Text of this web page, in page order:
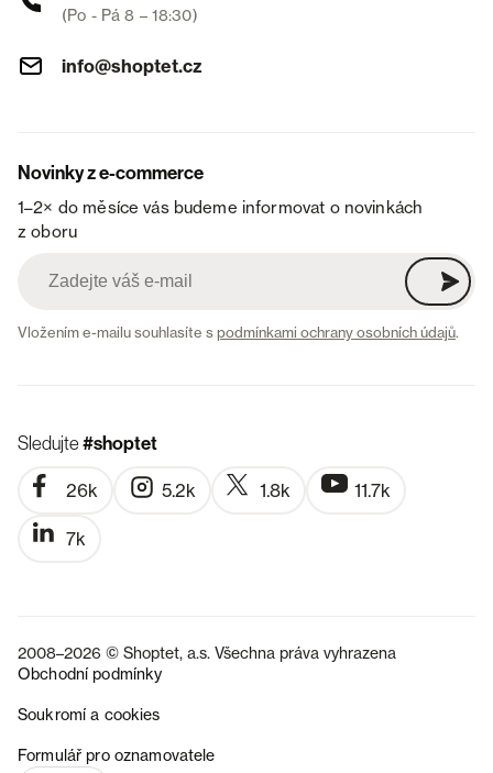
(Po - Pá 8 – 18:30)
info@shoptet.cz
Novinky z e-commerce
1–2× do měsíce vás budeme informovat o novinkách
z oboru
Vložením e-mailu souhlasíte spodmínkami ochrany osobních údajů.
Sledujte#shoptet
26k 5.2k 1.8k 11.7k
7k
2008–2026 © Shoptet, a.s. Všechna práva vyhrazena
Obchodní podmínky
Soukromí a cookies
Formulář pro oznamovatele